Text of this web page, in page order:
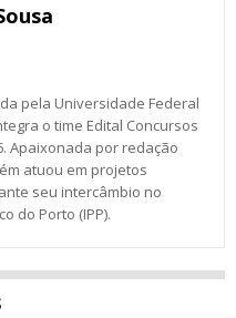
pela Universidade Federal
o time Edital Concursos
Apaixonada por redação
atuou em projetos
seu intercâmbio no
do Porto (IPP).